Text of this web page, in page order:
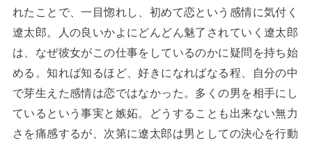
れたことで、一目惚れし、初めて恋という感情に気付く
遼太郎。人の良いかよにどんどん魅了されていく遼太郎
は、なぜ彼女がこの仕事をしているのかに疑問を持ち始
める。知れば知るほど、好きになればなる程、自分の中
で芽生えた感情は恋ではなかった。多くの男を相手にし
ているという事実と嫉妬。どうすることも出来ない無力
さを痛感するが、次第に遼太郎は男としての決心を行動